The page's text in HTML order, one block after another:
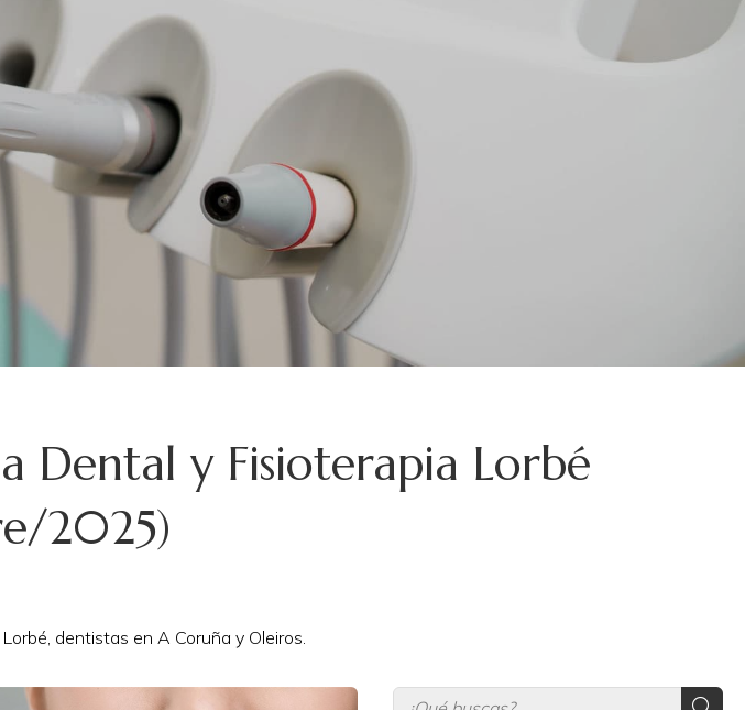
Dental y Fisioterapia Lorbé
2025)
dentistas en A Coruña y Oleiros.